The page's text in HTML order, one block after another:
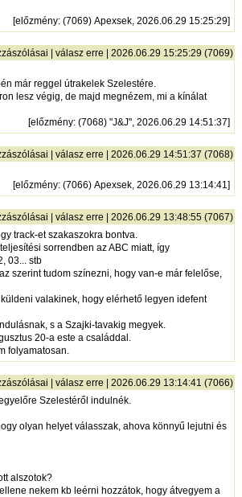
[előzmény: (7069) Apexsek, 2026.06.29 15:25:29]
|válasz erre | 2026.06.29 15:25:29 (7069)
már reggel útrakelek Szelestére.
lesz végig, de majd megnézem, mi a kínálat
[előzmény: (7068) "J&J", 2026.06.29 14:51:37]
|válasz erre | 2026.06.29 14:51:37 (7068)
[előzmény: (7066) Apexsek, 2026.06.29 13:14:41]
|válasz erre | 2026.06.29 13:48:55 (7067)
track-et szakaszokra bontva.
sorrendben az ABC miatt, így
03... stb
szerint tudom színezni, hogy van-e már felelőse,
valakinek, hogy elérhető legyen idefent
s a Szajki-tavakig megyek.
20-a este a családdal.
folyamatosan.
|válasz erre | 2026.06.29 13:14:41 (7066)
Szelestéről indulnék.
olyan helyet válasszak, ahova könnyű lejutni és
alszotok?
nekem kb leérni hozzátok, hogy átvegyem a